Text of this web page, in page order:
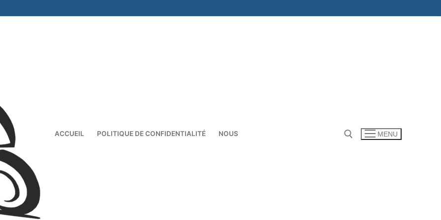
ACCUEIL POLITIQUE DE CONFIDENTIALITÉ NOUS MENU